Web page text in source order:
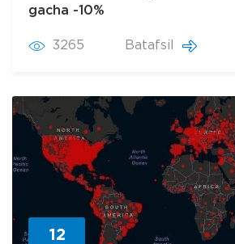
gacha -10%
3265 Batafsil
12